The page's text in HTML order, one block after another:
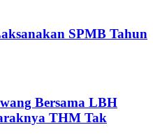
SPMB Tahun
Bersama LBH
THM Tak